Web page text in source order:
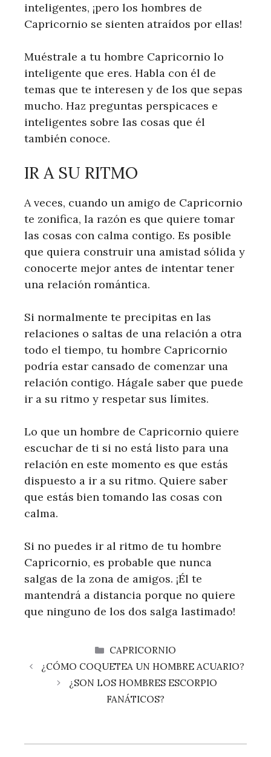
inteligentes, ¡pero los hombres de
Capricornio se sienten atraídos por ellas!
Muéstrale a tu hombre Capricornio lo
inteligente que eres. Habla con él de
temas que te interesen y de los que sepas
mucho. Haz preguntas perspicaces e
inteligentes sobre las cosas que él
también conoce.
IR A SU RITMO
A veces, cuando un amigo de Capricornio
te zonifica, la razón es que quiere tomar
las cosas con calma contigo. Es posible
que quiera construir una amistad sólida y
conocerte mejor antes de intentar tener
una relación romántica.
Si normalmente te precipitas en las
relaciones o saltas de una relación a otra
todo el tiempo, tu hombre Capricornio
podría estar cansado de comenzar una
relación contigo. Hágale saber que puede
ir a su ritmo y respetar sus límites.
Lo que un hombre de Capricornio quiere
escuchar de ti si no está listo para una
relación en este momento es que estás
dispuesto a ir a su ritmo. Quiere saber
que estás bien tomando las cosas con
calma.
Si no puedes ir al ritmo de tu hombre
Capricornio, es probable que nunca
salgas de la zona de amigos. ¡Él te
mantendrá a distancia porque no quiere
que ninguno de los dos salga lastimado!
CATEGORÍAS
CAPRICORNIO
¿CÓMO COQUETEA UN HOMBRE ACUARIO?
¿SON LOS HOMBRES ESCORPIO
FANÁTICOS?